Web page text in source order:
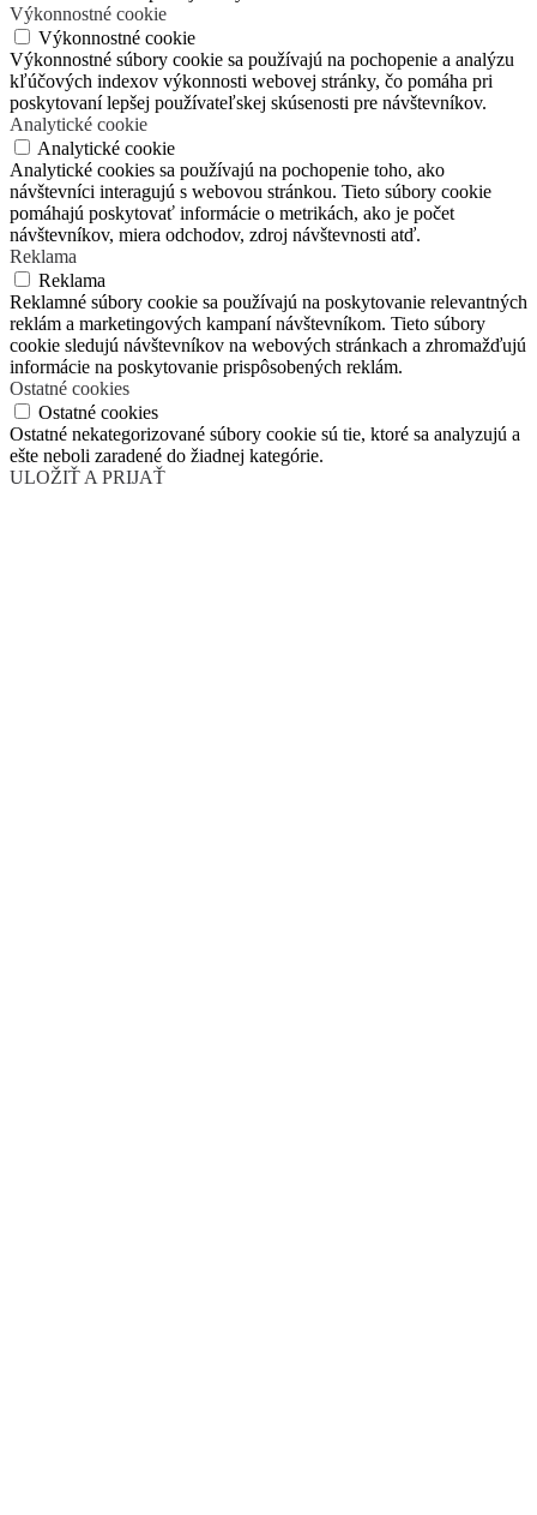
Výkonnostné cookie
Výkonnostné cookie
Výkonnostné súbory cookie sa používajú na pochopenie a analýzu
kľúčových indexov výkonnosti webovej stránky, čo pomáha pri
poskytovaní lepšej používateľskej skúsenosti pre návštevníkov.
Analytické cookie
Analytické cookie
Analytické cookies sa používajú na pochopenie toho, ako
návštevníci interagujú s webovou stránkou. Tieto súbory cookie
pomáhajú poskytovať informácie o metrikách, ako je počet
návštevníkov, miera odchodov, zdroj návštevnosti atď.
Reklama
Reklama
Reklamné súbory cookie sa používajú na poskytovanie relevantných
reklám a marketingových kampaní návštevníkom. Tieto súbory
cookie sledujú návštevníkov na webových stránkach a zhromažďujú
informácie na poskytovanie prispôsobených reklám.
Ostatné cookies
Ostatné cookies
Ostatné nekategorizované súbory cookie sú tie, ktoré sa analyzujú a
ešte neboli zaradené do žiadnej kategórie.
ULOŽIŤ A PRIJAŤ